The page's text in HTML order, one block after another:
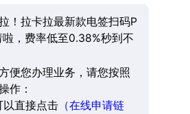
！拉卡拉最新款电签扫码P
啦，费率低至0.38%秒到不
便您办理业务，请您按照
作：
以直接点击（在线申请链